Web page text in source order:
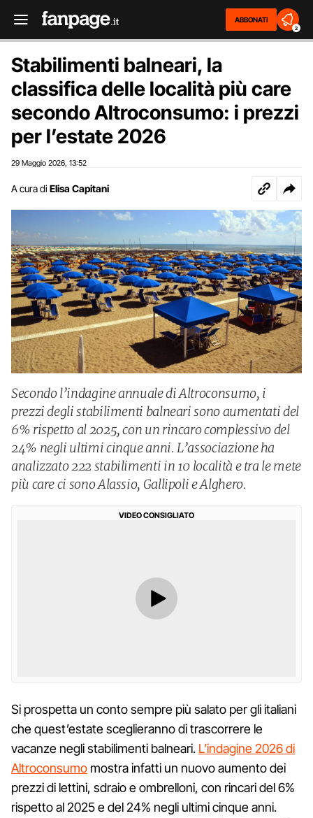
ABBONATI
2
Stabilimenti balneari, la
classifica delle località più care
secondo Altroconsumo: i prezzi
per l’estate 2026
29 Maggio 2026 13:52
A cura di Elisa Capitani
Secondo l’indagine annuale di Altroconsumo, i
prezzi degli stabilimenti balneari sono aumentati del
6% rispetto al 2025, con un rincaro complessivo del
24% negli ultimi cinque anni. L’associazione ha
analizzato 222 stabilimenti in 10 località e tra le mete
più care ci sono Alassio, Gallipoli e Alghero.
VIDEO CONSIGLIATO
Si prospetta un conto sempre più salato per gli italiani
che quest’estate sceglieranno di trascorrere le
vacanze negli stabilimenti balneari. L’indagine 2026 di
Altroconsumo mostra infatti un nuovo aumento dei
prezzi di lettini, sdraio e ombrelloni, con rincari del 6%
rispetto al 2025 e del 24% negli ultimi cinque anni.